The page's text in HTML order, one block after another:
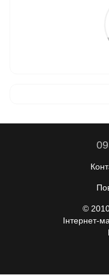
©
Інтернет-